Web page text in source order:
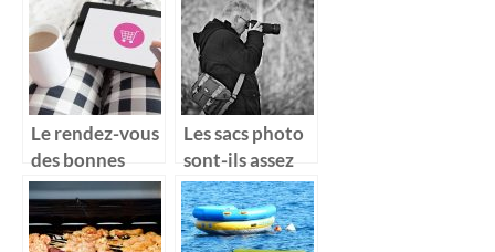
pieds des
célibataires
Le rendez-vous
des bonnes
affaires ici!
Les sacs photo
sont-ils assez
grands pour
tout contenir?